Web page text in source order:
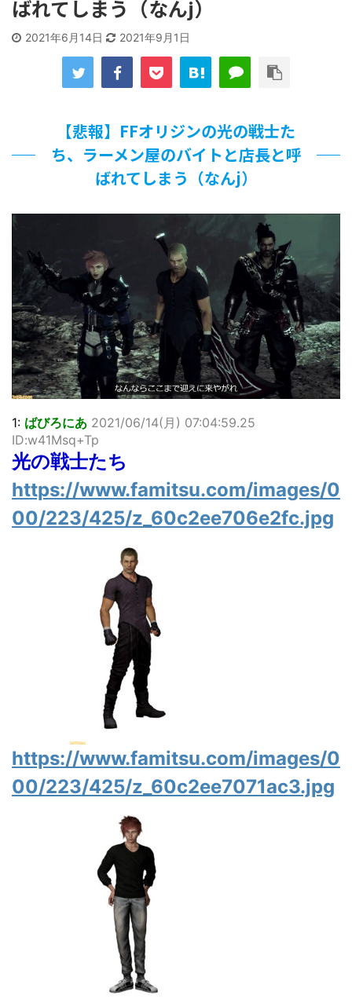
【画像】この女優さん、可愛すぎる
【遊戯王】いつ見ても覚醒だけ地属性との関連が意味不明だ
な…
美少女図鑑AWARD2026グランプリ・榎本彩乃、グラビア披
露！透明感が凄い！！
【画像】『プリズマ☆イリヤ』の新グッズ、流石に一線を越
えてしまう
北原ももさんの挑発!!!
【画像】顔100点、体30点の女ｗｗｗ
「洋画に日本版主題歌は必要か?」論争
超能力が使えるようになったので限界まで極める事にした件
その２
北原ももさんの挑発!!!
【画像】『プリズマ☆イリヤ』の新グッズ、流石に一線を越
えてしまう
敵「ダンクーガは合体するまでが長過ぎてつまらない」←合
体する前から面白いんだよなぁ
まとめチェッカーは閉鎖しました。RSSの解除をお願いしま
す。
かわからない
NHKにようこそ！を見終えたんだがｗｗｗ
Powered by livedoor 相互RSS
ばれてしまう（なんj）
2021年6月14日 2021年9月1日
【悲報】FFオリジンの光の戦士た
ち、ラーメン屋のバイトと店長と呼
ばれてしまう（なんj）
1: ばびろにあ 2021/06/14(月) 07:04:59.25
ID:w41Msq+Tp
光の戦士たち
https://www.famitsu.com/images/0
00/223/425/z_60c2ee706e2fc.jpg
https://www.famitsu.com/images/0
00/223/425/z_60c2ee7071ac3.jpg